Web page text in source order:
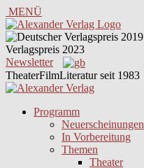
MENÜ
Newsletter
TheaterFilmLiteratur seit 1983
Programm
Neuerscheinungen
In Vorbereitung
Themen
Theater